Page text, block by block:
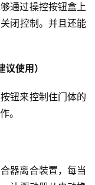
通过操控按钮盒上
闭控制。并且还能
议使用）
钮来控制住门体的
。
器离合装置，每当